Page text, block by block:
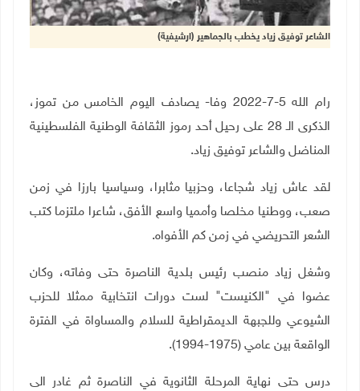
الشاعر توفيق زياد يخطب بالجماهير (ارشيفية)
رام الله 5-7-2022 وفا- يصادف اليوم الخامس من تموز،
الذكرى الـ 28 على رحيل أحد رموز الثقافة الوطنية الفلسطينية
المناضل والشاعر توفيق زياد.
لقد عاش زياد شجاعا، وحزبيا مثابرا، وسياسيا بارزا في زمن
صعب، ووطنيا مخلصا وأمميا واسع الأفق، شاعرا ملتزما كتب
الشعر التحريضي في زمن كم الأفواه.
وشغل زياد منصب رئيس بلدية الناصرة حتى وفاته، وكان
عضوا في "الكنيست" لست دورات انتخابية ممثلا للحزب
الشيوعي وللجبهة الديمقراطية للسلام والمساواة في الفترة
الواقعة بين عامي (1975-1994)
.
درس حتى نهاية المرحلة الثانوية في الناصرة ثم غادر الى